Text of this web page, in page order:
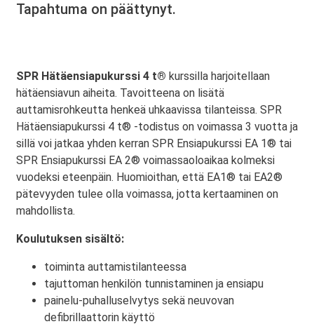
Tapahtuma on päättynyt.
SPR Hätäensiapukurssi 4 t® kurssilla harjoitellaan
hätäensiavun aiheita. Tavoitteena on lisätä
auttamisrohkeutta henkeä uhkaavissa tilanteissa. SPR
Hätäensiapukurssi 4 t® -todistus on voimassa 3 vuotta ja
sillä voi jatkaa yhden kerran SPR Ensiapukurssi EA 1® tai
SPR Ensiapukurssi EA 2® voimassaoloaikaa kolmeksi
vuodeksi eteenpäin. Huomioithan, että EA1® tai EA2®
pätevyyden tulee olla voimassa, jotta kertaaminen on
mahdollista.
Koulutuksen sisältö:
toiminta auttamistilanteessa
tajuttoman henkilön tunnistaminen ja ensiapu
painelu-puhalluselvytys sekä neuvovan
defibrillaattorin käyttö